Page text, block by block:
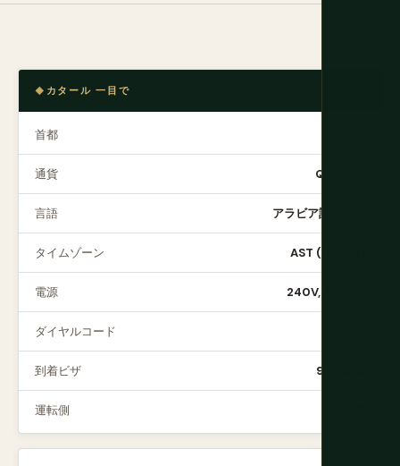
カタール 一目で
首都
通貨
言語 アラビア語、英語
タイムゾーン AST (UTC+3)
電源 240V, Type G
ダイヤルコード
到着ビザ 95+ 国籍
運転側